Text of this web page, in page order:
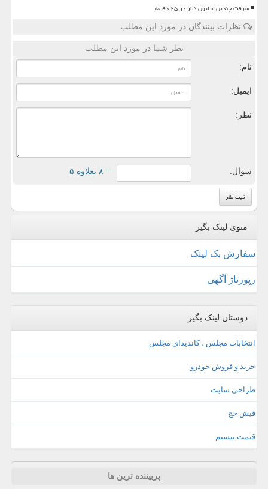
سرقت چندین میلیون دلار در ۲۵ دقیقه
نظرات بینندگان در مورد این مطلب
نظر شما در مورد این مطلب
نام:
ایمیل:
نظر:
سوال: = ۸ بعلاوه ۵
منوی لینک بگیر
سفارش بک لینک
رپورتاژ آگهی
دوستان لینک بگیر
انتخابات مجلس ، کاندیدای مجلس
خرید و فروش خودرو
طراحی سایت
فیش حج
قیمت بیسیم
پربیننده ترین ها